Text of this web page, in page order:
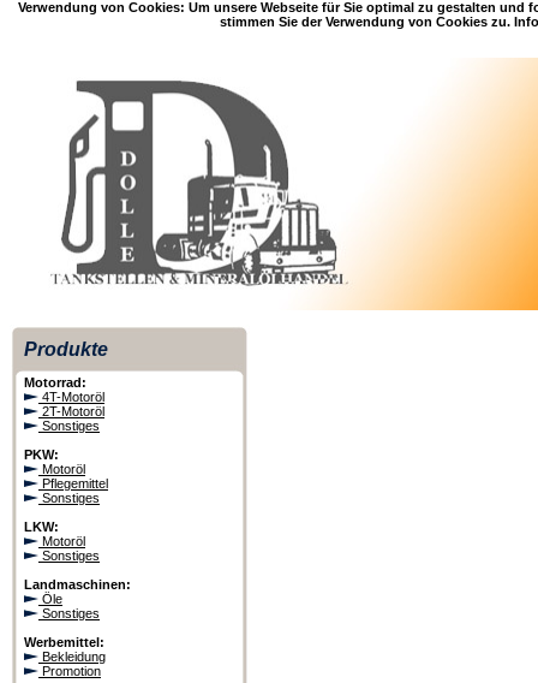
Verwendung von Cookies: Um unsere Webseite für Sie optimal zu gestalten
stimmen Sie der Verwendung von Cookies zu.
Produkte
Motorrad:
4T-Motoröl
2T-Motoröl
Sonstiges
PKW:
Motoröl
Pflegemittel
Sonstiges
LKW:
Motoröl
Sonstiges
Landmaschinen:
Öle
Sonstiges
Werbemittel:
Bekleidung
Promotion